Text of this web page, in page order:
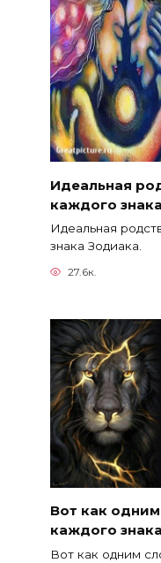
Идеальная
каждого
Идеальная
знака Зодиака.
27.6к.
Вот как
каждого
Вот как одним